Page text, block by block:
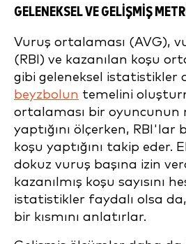
GELENEKSEL VE GELIŞMIŞ
Vuruş ortalaması (AVG),
(RBI) ve kazanılan koşu
gibi geleneksel istatistikler
beyzbolun temelini
ortalaması bir oyuncunun
yaptığını ölçerken, RBI'lar
koşu yaptığını takip eder.
dokuz vuruş başına izin
kazanılmış koşu sayısını
istatistikler faydalı olsa
bir kısmını anlatırlar.